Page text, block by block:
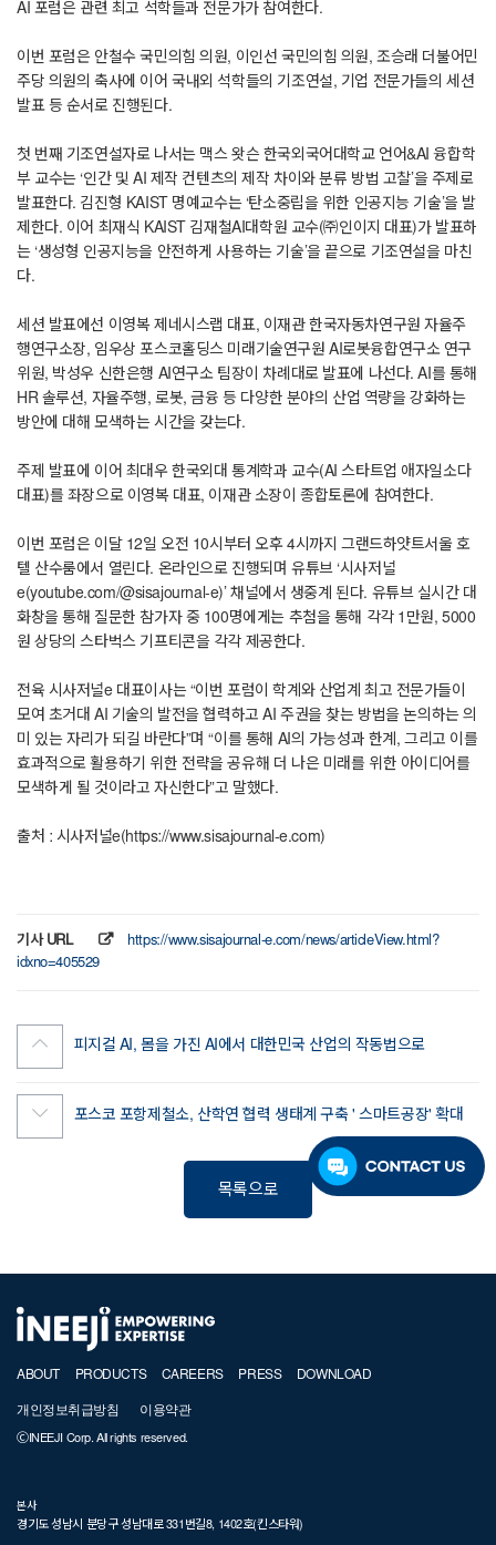
AI 포럼은 관련 최고 석학들과 전문가가 참여한다.
이번 포럼은 안철수 국민의힘 의원, 이인선 국민의힘 의원, 조승래 더불어민
주당 의원의 축사에 이어 국내외 석학들의 기조연설, 기업 전문가들의 세션
발표 등 순서로 진행된다.
첫 번째 기조연설자로 나서는 맥스 왓슨 한국외국어대학교 언어&AI 융합학
부 교수는 ‘인간 및 AI 제작 컨텐츠의 제작 차이와 분류 방법 고찰’을 주제로
발표한다. 김진형 KAIST 명예교수는 ‘탄소중립을 위한 인공지능 기술’을 발
제한다. 이어 최재식 KAIST 김재철AI대학원 교수(㈜인이지 대표)가 발표하
는 ‘생성형 인공지능을 안전하게 사용하는 기술’을 끝으로 기조연설을 마친
다.
세션 발표에선 이영복 제네시스랩 대표, 이재관 한국자동차연구원 자율주
행연구소장, 임우상 포스코홀딩스 미래기술연구원 AI로봇융합연구소 연구
위원, 박성우 신한은행 AI연구소 팀장이 차례대로 발표에 나선다. AI를 통해
HR 솔루션, 자율주행, 로봇, 금융 등 다양한 분야의 산업 역량을 강화하는
방안에 대해 모색하는 시간을 갖는다.
주제 발표에 이어 최대우 한국외대 통계학과 교수(AI 스타트업 애자일소다
대표)를 좌장으로 이영복 대표, 이재관 소장이 종합토론에 참여한다.
이번 포럼은 이달 12일 오전 10시부터 오후 4시까지 그랜드하얏트서울 호
텔 산수룸에서 열린다. 온라인으로 진행되며 유튜브 ‘시사저널
e(youtube.com/@sisajournal-e)’ 채널에서 생중계 된다. 유튜브 실시간 대
화창을 통해 질문한 참가자 중 100명에게는 추첨을 통해 각각 1만원, 5000
원 상당의 스타벅스 기프티콘을 각각 제공한다.
전육 시사저널e 대표이사는 “이번 포럼이 학계와 산업계 최고 전문가들이
모여 초거대 AI 기술의 발전을 협력하고 AI 주권을 찾는 방법을 논의하는 의
미 있는 자리가 되길 바란다”며 “이를 통해 AI의 가능성과 한계, 그리고 이를
효과적으로 활용하기 위한 전략을 공유해 더 나은 미래를 위한 아이디어를
모색하게 될 것이라고 자신한다”고 말했다.
출처 : 시사저널e(https://www.sisajournal-e.com)
기사 URL
https://www.sisajournal-e.com/news/articleView.html?
idxno=405529
피지컬 AI, 몸을 가진 AI에서 대한민국 산업의 작동법으로
포스코 포항제철소, 산학연 협력 생태계 구축 ' 스마트공장' 확대
목록으로
ABOUT PRODUCTS CAREERS PRESS DOWNLOAD
개인정보취급방침 이용약관
ⒸINEEJI Corp. All rights reserved.
본사
경기도 성남시 분당구 성남대로 331번길8, 1402호(킨스타워)